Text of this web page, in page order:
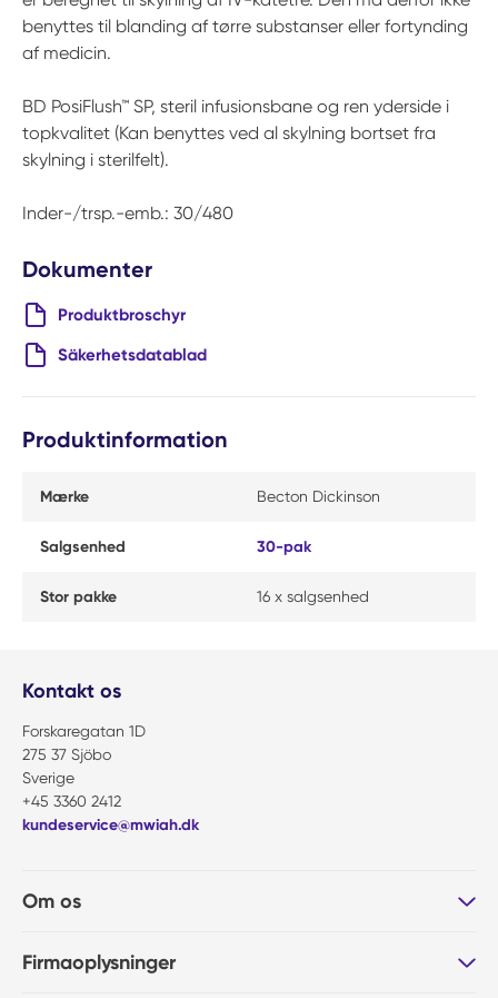
benyttes til blanding af tørre substanser eller fortynding
af medicin.
BD PosiFlush™ SP, steril infusionsbane og ren yderside i
topkvalitet (Kan benyttes ved al skylning bortset fra
skylning i sterilfelt).
Inder-/trsp.-emb.: 30/480
Dokumenter
Produktbroschyr
Säkerhetsdatablad
Produktinformation
Mærke Becton Dickinson
Salgsenhed 30-pak
Stor pakke 16 x salgsenhed
Kontakt os
Forskaregatan 1D
275 37 Sjöbo
Sverige
+45 3360 2412
kundeservice@mwiah.dk
Om os
Firmaoplysninger